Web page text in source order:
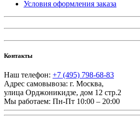
Условия оформления заказа
Контакты
Наш телефон: +7 (495) 798-68-83
Адрес самовывоза: г. Москва,
улица Орджоникидзе, дом 12 стр.2
Мы работаем: Пн-Пт 10:00 – 20:00